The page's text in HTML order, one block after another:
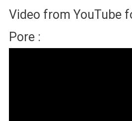
Video from YouTube
Pore :